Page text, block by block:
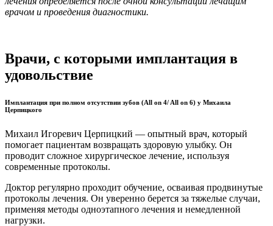
врачом и проведения диагностики.
Врачи, с которыми имплантация в
удовольствие
Имплантация при полном отсутствии зубов (All on 4/ All on 6) у Михаила
Церпицкого
Михаил Игоревич Церпицкий — опытный врач, который
помогает пациентам возвращать здоровую улыбку. Он
проводит сложное хирургическое лечение, используя
современные протоколы.
Доктор регулярно проходит обучение, осваивая продвинутые
протоколы лечения. Он уверенно берется за тяжелые случаи,
применяя методы одноэтапного лечения и немедленной
нагрузки.